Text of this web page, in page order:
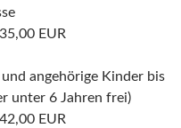
EUR
angehörige Kinder bis
unter 6 Jahren frei)
EUR